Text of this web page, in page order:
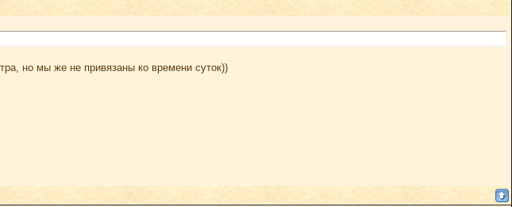
но мы же не привязаны ко времени суток))